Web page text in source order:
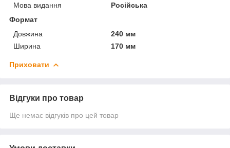
Мова видання
Російська
Формат
Довжина
240 мм
Ширина
170 мм
Приховати
Відгуки про товар
Ще немає відгуків про цей товар